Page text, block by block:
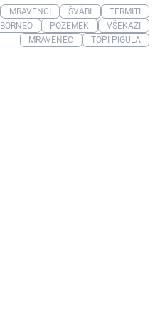
MRAVENCI ŠVÁBI
TERMITI
BORNEO POZEMEK
VŠEKAZI
MRAVENEC
TOPI PIGULA